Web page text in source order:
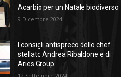
Acarbio per un Natale biodiverso
9 Dicembre 2024
I consigli antispreco dello chef
stellato Andrea Ribaldone e di
Aries Group
12 Settembre 2024